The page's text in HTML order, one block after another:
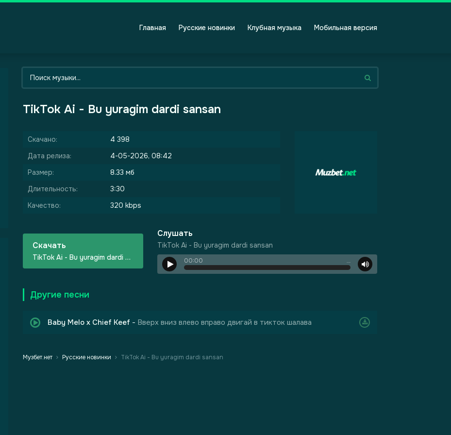
Главная Русские новинки Клубная музыка Мобильная версия
Город Грехов
TikTok Ai - Bu yuragim dardi sansan
Скачано:
4 398
Дата релиза:
4-05-2026, 08:42
Размер:
8.33 мб
Длительность:
3:30
Качество:
320 kbps
Скачать
TikTok Ai - Bu yuragim dardi sansan
Слушать
TikTok Ai - Bu yuragim dardi sansan
00:00 …
Другие песни
Baby Melo x Chief Keef - Вверх вниз влево вправо двигай в тикток шалава
Музбет.нет Русские новинки TikTok Ai - Bu yuragim dardi sansan